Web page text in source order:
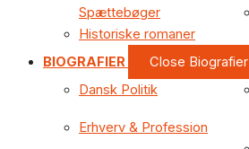
Spættebøger
Historiske romaner
BIOGRAFIER Close Biografier
Dansk Politik
Erhverv & Profession